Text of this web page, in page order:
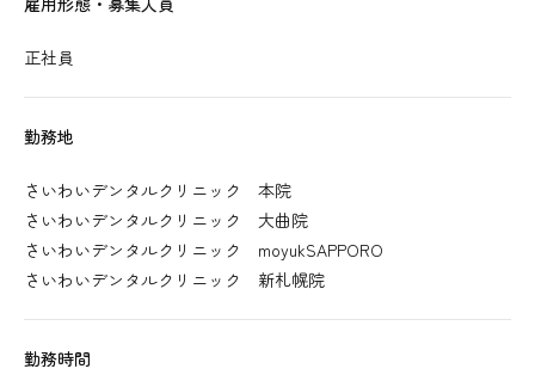
正社員
勤務地
さいわいデンタルクリニック 本院
さいわいデンタルクリニック 大曲院
さいわいデンタルクリニック moyukSAPPORO
さいわいデンタルクリニック 新札幌院
勤務時間